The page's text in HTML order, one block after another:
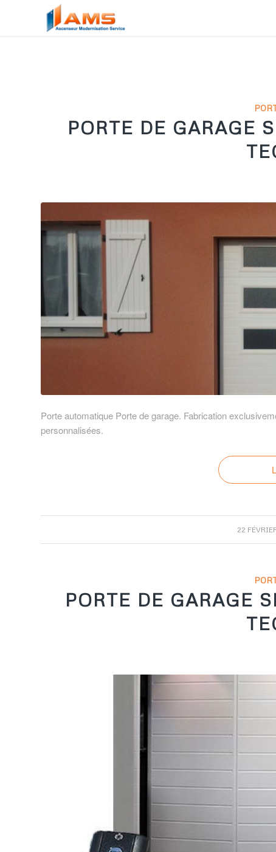
PORTE DE GARAGE
Porte automatique Porte de garage. Fabrication
personnalisées.
22 /
PORTE DE GARAGE